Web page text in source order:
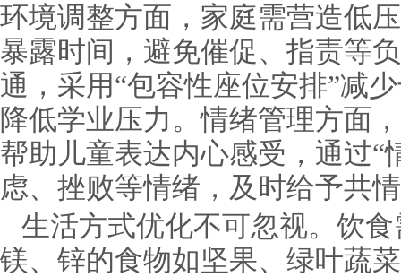
环境调整方面，家庭需营造低
暴露时间，避免催促、指责等
通，采用“包容性座位安排”减
降低学业压力。情绪管理方面
帮助儿童表达内心感受，通过“
虑、挫败等情绪，及时给予共
生活方式优化不可忽视。饮
镁、锌的食物如坚果、绿叶蔬